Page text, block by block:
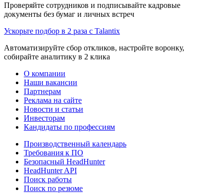
Проверяйте сотрудников и подписывайте кадровые
документы без бумаг и личных встреч
Ускорьте подбор в 2 раза с Talantix
Автоматизируйте сбор откликов, настройте воронку,
собирайте аналитику в 2 клика
О компании
Наши вакансии
Партнерам
Реклама на сайте
Новости и статьи
Инвесторам
Кандидаты по профессиям
Производственный календарь
Требования к ПО
Безопасный HeadHunter
HeadHunter API
Поиск работы
Поиск по резюме